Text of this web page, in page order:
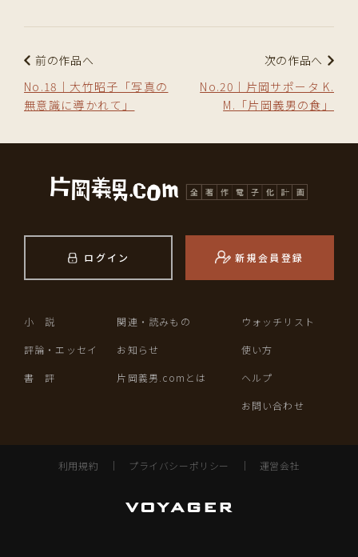
前の作品へ
No.18｜大竹昭子「写真の
無意識に導かれて」
次の作品へ
No.20｜片岡サポータ K.
M.「片岡義男の食」
ログイン 新規会員登録
小 説
評論・エッセイ
書 評
関連・読みもの
お知らせ
片岡義男.comとは
ウォッチリスト
使い方
ヘルプ
お問い合わせ
利用規約 ｜ プライバシーポリシー ｜ 運営会社